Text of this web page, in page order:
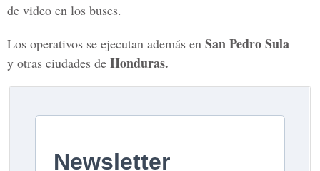
de video en los buses.
Los operativos se ejecutan además en San Pedro Sula
y otras ciudades de Honduras.